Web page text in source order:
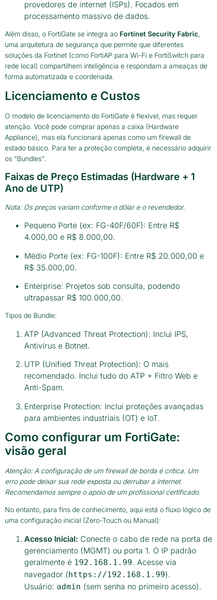
provedores de internet (ISPs). Focados em
processamento massivo de dados.
Além disso, o FortiGate se integra ao Fortinet Security Fabric,
uma arquitetura de segurança que permite que diferentes
soluções da Fortinet (como FortiAP para Wi-Fi e FortiSwitch para
rede local) compartilhem inteligência e respondam a ameaças de
forma automatizada e coordenada.
Licenciamento e Custos
O modelo de licenciamento do FortiGate é flexível, mas requer
atenção. Você pode comprar apenas a caixa (Hardware
Appliance), mas ela funcionará apenas como um firewall de
estado básico. Para ter a proteção completa, é necessário adquirir
os “Bundles”.
Faixas de Preço Estimadas (Hardware + 1
Ano de UTP)
Nota: Os preços variam conforme o dólar e o revendedor.
Pequeno Porte (ex: FG-40F/60F): Entre R$
4.000,00 e R$ 8.000,00.
Médio Porte (ex: FG-100F): Entre R$ 20.000,00 e
R$ 35.000,00.
Enterprise: Projetos sob consulta, podendo
ultrapassar R$ 100.000,00.
Tipos de Bundle:
ATP (Advanced Threat Protection): Inclui IPS,
Antivírus e Botnet.
UTP (Unified Threat Protection): O mais
recomendado. Inclui tudo do ATP + Filtro Web e
Anti-Spam.
Enterprise Protection: Inclui proteções avançadas
para ambientes industriais (OT) e IoT.
Como configurar um FortiGate:
visão geral
Atenção: A configuração de um firewall de borda é crítica. Um
erro pode deixar sua rede exposta ou derrubar a internet.
Recomendamos sempre o apoio de um profissional certificado.
No entanto, para fins de conhecimento, aqui está o fluxo lógico de
uma configuração inicial (Zero-Touch ou Manual):
Acesso Inicial: Conecte o cabo de rede na porta de
gerenciamento (MGMT) ou porta 1. O IP padrão
geralmente é 192.168.1.99. Acesse via
navegador (https://192.168.1.99).
Usuário: admin (sem senha no primeiro acesso).